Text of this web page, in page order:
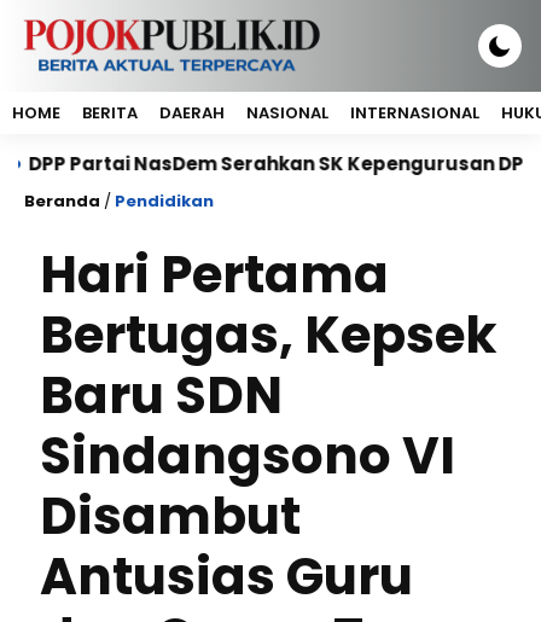
HOME BERITA DAERAH NASIONAL INTERNASIONAL
NasDem Serahkan SK Kepengurusan DPP Petani
Beranda / Pendidikan
Hari Pertama
Bertugas, Kepsek
Baru SDN
Sindangsono VI
Disambut
Antusias Guru